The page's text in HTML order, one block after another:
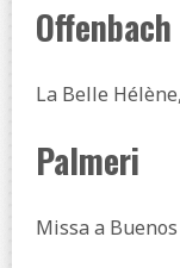
Offenbach
La Belle
Palmeri
Missa a